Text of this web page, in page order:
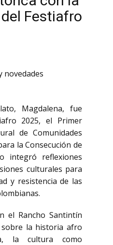
Festiafro
novedades
Magdalena, fue
2025, el Primer
de Comunidades
la Consecución de
integró reflexiones
culturales para
y resistencia de las
el Rancho Santintín
la historia afro
la cultura como